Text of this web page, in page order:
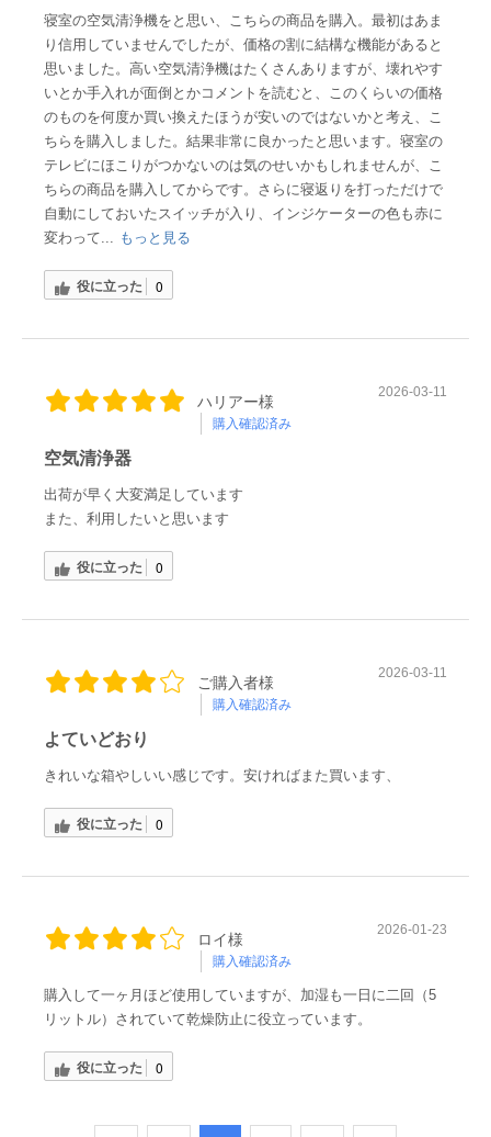
寝室の空気清浄機をと思い、こちらの商品を購入。最初はあま
り信用していませんでしたが、価格の割に結構な機能があると
思いました。高い空気清浄機はたくさんありますが、壊れやす
いとか手入れが面倒とかコメントを読むと、このくらいの価格
のものを何度か買い換えたほうが安いのではないかと考え、こ
ちらを購入しました。結果非常に良かったと思います。寝室の
テレビにほこりがつかないのは気のせいかもしれませんが、こ
ちらの商品を購入してからです。さらに寝返りを打っただけで
自動にしておいたスイッチが入り、インジケーターの色も赤に
変わって...
もっと見る
役に立った 0
ハリアー様
購入確認済み
2026-03-11
空気清浄器
出荷が早く大変満足しています
また、利用したいと思います
役に立った 0
ご購入者様
購入確認済み
2026-03-11
よていどおり
きれいな箱やしいい感じです。安ければまた買います、
役に立った 0
ロイ様
購入確認済み
2026-01-23
購入して一ヶ月ほど使用していますが、加湿も一日に二回（5
リットル）されていて乾燥防止に役立っています。
役に立った 0